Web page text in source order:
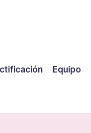
Equipo